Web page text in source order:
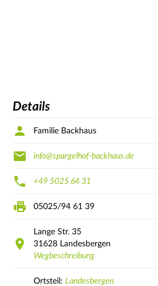
Details
Familie Backhaus
info@spargelhof-backhaus.de
+49 5025 64 31
05025/94 61 39
Lange Str. 35
31628 Landesbergen
Wegbeschreibung
Ortsteil: Landesbergen